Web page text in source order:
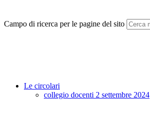
Campo di ricerca per le pagine del sito
Le circolari
collegio docenti 2 settembre 2024